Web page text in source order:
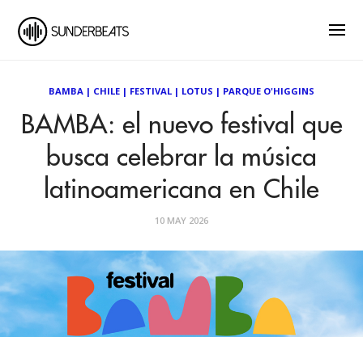
BAMBA | CHILE | FESTIVAL | LOTUS | PARQUE O'HIGGINS
BAMBA: el nuevo festival que
busca celebrar la música
latinoamericana en Chile
10 MAY 2026